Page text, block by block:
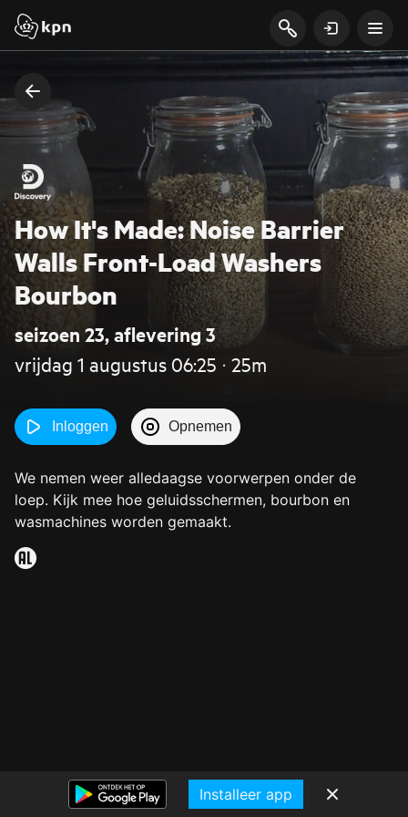
How It's Made: Noise Barrier
Walls Front-Load Washers
Bourbon
seizoen 23, aflevering 3
vrijdag 1 augustus 06:25 ‧ 25m
Inloggen Opnemen
We nemen weer alledaagse voorwerpen onder de
loep. Kijk mee hoe geluidsschermen, bourbon en
wasmachines worden gemaakt.
Installeer app